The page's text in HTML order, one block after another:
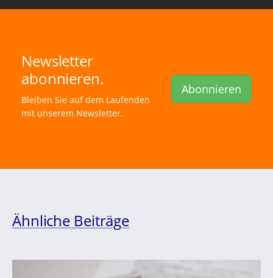
Newsletter
abonnieren.
Bleiben Sie auf dem Laufenden
mit unserem Newsletter.
Abonnieren
Ähnliche Beiträge